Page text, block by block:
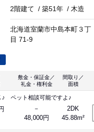
2階建て /築51年 / 木造
北海道室蘭市中島本町３丁
目 71-9
敷金・保証金／
礼金・権利金
間取り／
面積
♪ ペット相談可能ですよ♪
－
48,000円
2DK
45.88m²